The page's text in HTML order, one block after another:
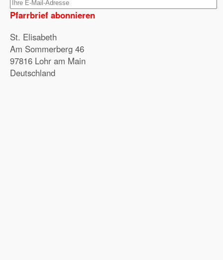
Pfarrbrief abonnieren
St. Elisabeth
Am Sommerberg 46
97816 Lohr am Main
Deutschland